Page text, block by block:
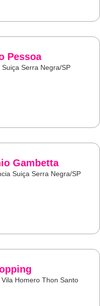
Pessoa
Serra Negra/SP
Gambetta
Suiça Serra Negra/SP
Homero Thon Santo